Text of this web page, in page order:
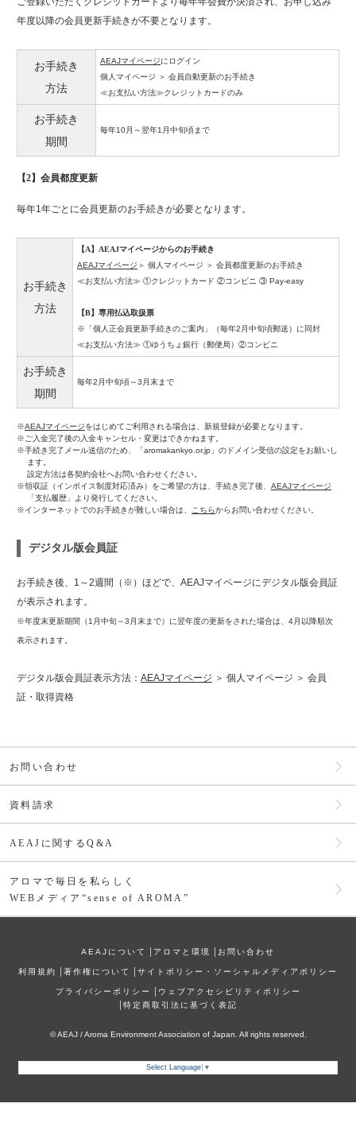
年度以降の会員更新手続きが不要となります。
お手続き
方法
AEAJマイページにログイン
個人マイページ ＞ 会員自動更新のお手続き
≪お支払い方法≫クレジットカードのみ
お手続き
期間
毎年10月～翌年1月中旬頃まで
【2】会員都度更新
毎年1年ごとに会員更新のお手続きが必要となります。
お手続き
方法
【A】AEAJマイページからのお手続き
AEAJマイページ ＞ 個人マイページ ＞ 会員都度更新のお手続き
≪お支払い方法≫ ①クレジットカード ②コンビニ ③ Pay-easy
【B】専用払込取扱票
※「個人正会員更新手続きのご案内」（毎年2月中旬頃郵送）に同封
≪お支払い方法≫ ①ゆうちょ銀行（郵便局）②コンビニ
お手続き
期間
毎年2月中旬頃～3月末まで
※AEAJマイページをはじめてご利用される場合は、新規登録が必要となります。
※ご入金完了後の入金キャンセル・変更はできかねます。
※手続き完了メール送信のため、「aromakankyo.or.jp」のドメイン受信の設定をお願いし
ます。
設定方法は各契約会社へお問い合わせください。
※領収証（インボイス制度対応済み）をご希望の方は、手続き完了後、 AEAJマイページ
「支払履歴」より発行してください。
※インターネットでのお手続きが難しい場合は、
こちらからお問い合わせください。
デジタル版会員証
お手続き後、1～2週間（※）ほどで、AEAJマイページにデジタル版会員証
が表示されます。
※年度末更新期間（1月中旬～3月末まで）に翌年度の更新をされた場合は、4月以降順次
表示されます。
デジタル版会員証表示方法： AEAJマイページ ＞ 個人マイページ ＞ 会員
証・取得資格
お問い合わせ
資料請求
AEAJに関するQ&A
アロマで毎日を私らしく
WEBメディア“sense of AROMA”
AEAJについて アロマと環境 お問い合わせ
利⽤規約 著作権について サイトポリシー・ソーシャルメディアポリシー
プライバシーポリシー
ウェブアクセシビリティポリシー
特定商取引法に基づく表記
© AEAJ / Aroma Environment Association of Japan. All rights reserved.
Select Language ▼